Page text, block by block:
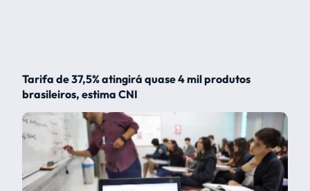
Tarifa de 37,5% atingirá quase 4 mil produtos
brasileiros, estima CNI